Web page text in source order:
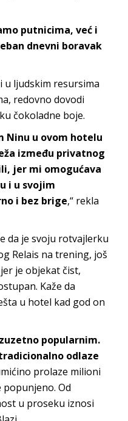
putnicima, već i
dnevni boravak
u ljudskim resursima
redovno dovodi
čokoladne boje.
Ninu u ovom hotelu
između privatnog
jer mi omogućava
i u svojim
i bez brige,“ rekla
da je svoju rotvajlerku
Relais na trening, još
je objekat čist,
Kaže da
u hotel kad god on
popularnim.
odlaze
prolaze milioni
Od
u proseku iznosi